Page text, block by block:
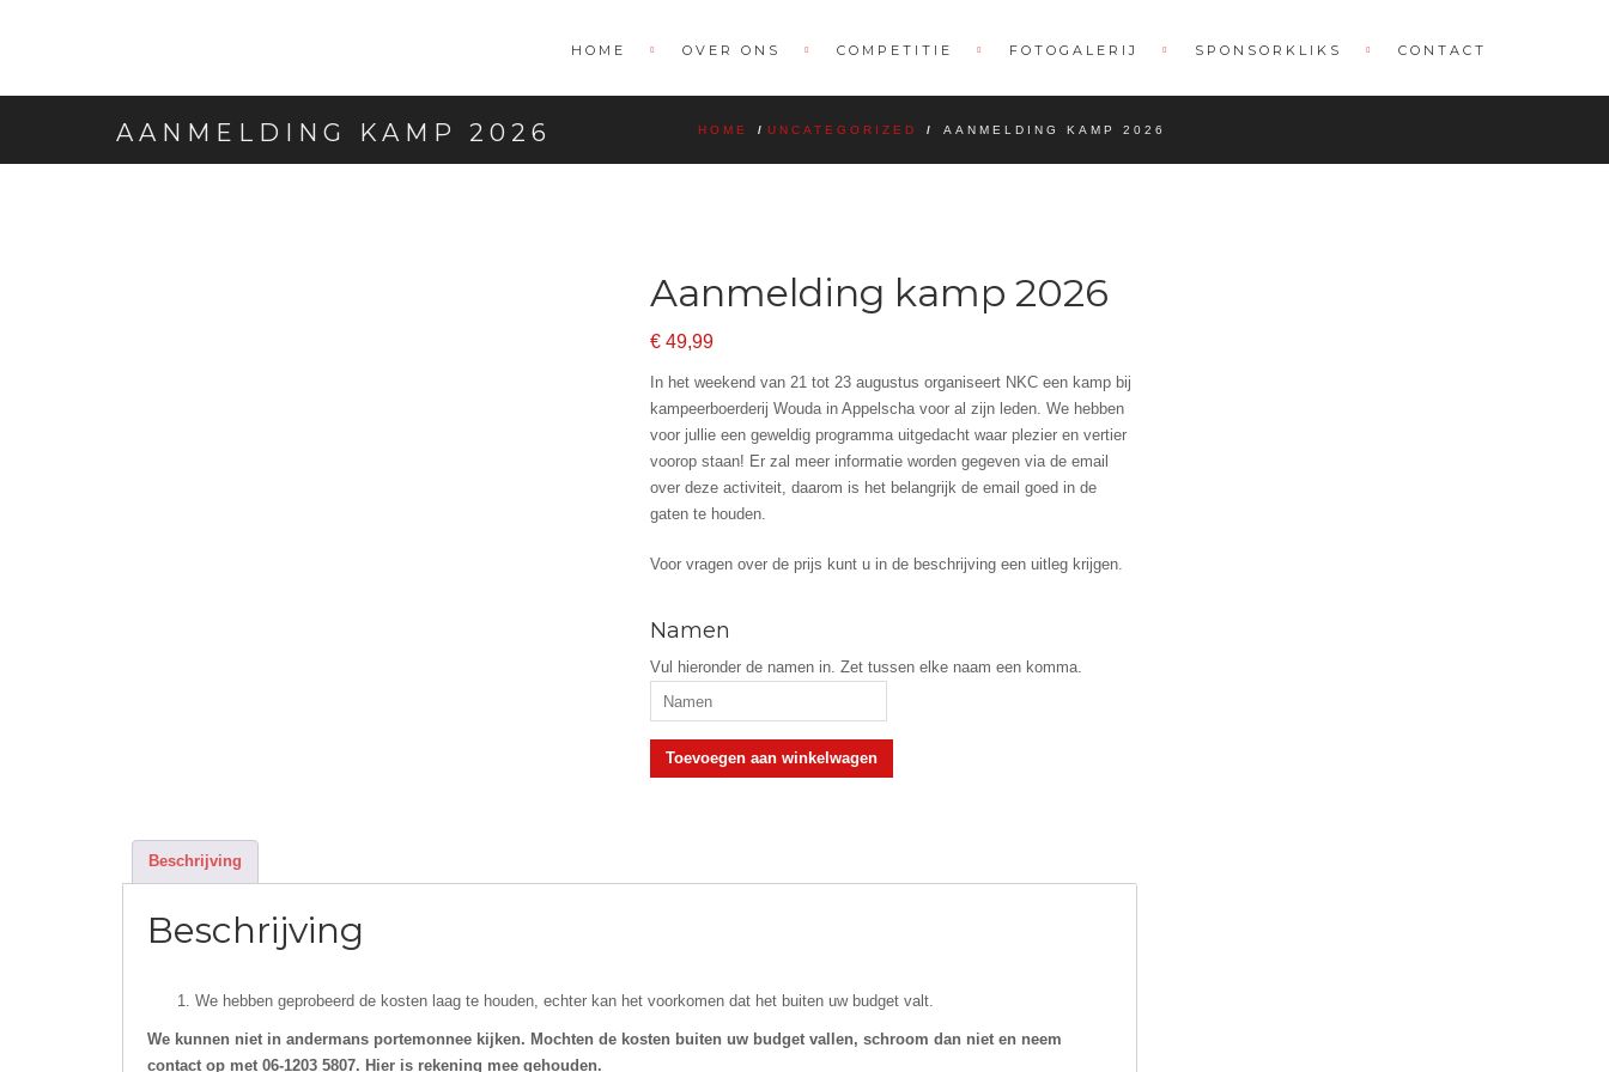
HOME OVER ONS COMPETITIE FOTOGALERIJ SPONSORKLIKS CONTACT
AANMELDING KAMP 2026 HOME / UNCATEGORIZED / AANMELDING KAMP 2026
Aanmelding kamp 2026
€49,99
In het weekend van 21 tot 23 augustus organiseert NKC een kamp bij
kampeerboerderij Wouda in Appelscha voor al zijn leden. We hebben
voor jullie een geweldig programma uitgedacht waar plezier en vertier
voorop staan! Er zal meer informatie worden gegeven via de email
over deze activiteit, daarom is het belangrijk de email goed in de
gaten te houden.
Voor vragen over de prijs kunt u in de beschrijving een uitleg krijgen.
Namen
Vul hieronder de namen in. Zet tussen elke naam een komma.
Aanmelding
kamp
Toevoegen aan winkelwagen
Beschrijving
Beschrijving
We hebben geprobeerd de kosten laag te houden, echter kan het voorkomen dat het buiten uw budget valt.
We kunnen niet in andermans portemonnee kijken. Mochten de kosten buiten uw budget vallen, schroom dan niet en neem
contact op met 06-1203 5807. Hier is rekening mee gehouden.